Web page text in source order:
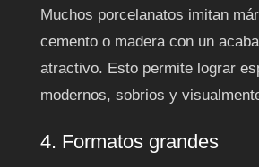
Muchos porcelanatos imitan
cemento o madera con un
atractivo. Esto permite lograr
modernos, sobrios y
4. Formatos grandes